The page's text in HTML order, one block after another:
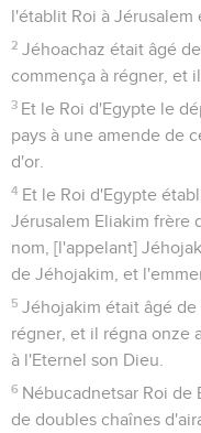
l'établit Roi à Jérusalem
2 Jéhoachaz était âgé
commença à régner, et
3 Et le Roi d'Egypte le
pays à une amende de
d'or.
4 Et le Roi d'Egypte
Jérusalem Eliakim frère
nom, [l'appelant]
de Jéhojakim, et
5 Jéhojakim était âgé
régner, et il régna onze
à l'Eternel son Dieu.
6 Nébucadnetsar Roi
de doubles chaînes